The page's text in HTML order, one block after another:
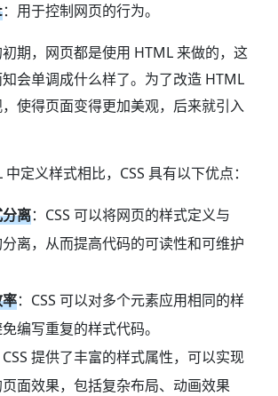
：用于控制网页的行为。
期，网页都是使用 HTML 来做的，这
会单调成什么样了。为了改造 HTML
使得页面变得更加美观，后来就引入
定义样式相比，CSS 具有以下优点：
离：CSS 可以将网页的样式定义与
离，从而提高代码的可读性和可维护
：CSS 可以对多个元素应用相同的样
编写重复的样式代码。
CSS 提供了丰富的样式属性，可以实现
面效果，包括复杂布局、动画效果